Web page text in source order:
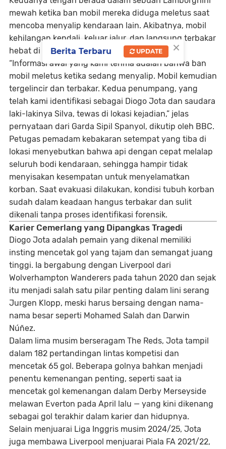
mewah ketika ban mobil mereka diduga meletus saat
mencoba menyalip kendaraan lain. Akibatnya, mobil
kehilangan kendali, keluar jalur, dan langsung terbakar
hebat di tempat kejadian.
“Informasi awal yang kami terima adalah bahwa ban
mobil meletus ketika sedang menyalip. Mobil kemudian
tergelincir dan terbakar. Kedua penumpang, yang
telah kami identifikasi sebagai Diogo Jota dan saudara
laki-lakinya Silva, tewas di lokasi kejadian,” jelas
pernyataan dari Garda Sipil Spanyol, dikutip oleh BBC.
Petugas pemadam kebakaran setempat yang tiba di
lokasi menyebutkan bahwa api dengan cepat melalap
seluruh bodi kendaraan, sehingga hampir tidak
menyisakan kesempatan untuk menyelamatkan
korban. Saat evakuasi dilakukan, kondisi tubuh korban
sudah dalam keadaan hangus terbakar dan sulit
dikenali tanpa proses identifikasi forensik.
Karier Cemerlang yang Dipangkas Tragedi
Diogo Jota adalah pemain yang dikenal memiliki
insting mencetak gol yang tajam dan semangat juang
tinggi. Ia bergabung dengan Liverpool dari
Wolverhampton Wanderers pada tahun 2020 dan sejak
itu menjadi salah satu pilar penting dalam lini serang
Jurgen Klopp, meski harus bersaing dengan nama-
nama besar seperti Mohamed Salah dan Darwin
Núñez.
Dalam lima musim berseragam The Reds, Jota tampil
dalam 182 pertandingan lintas kompetisi dan
mencetak 65 gol. Beberapa golnya bahkan menjadi
penentu kemenangan penting, seperti saat ia
mencetak gol kemenangan dalam Derby Merseyside
melawan Everton pada April lalu — yang kini dikenang
sebagai gol terakhir dalam karier dan hidupnya.
Selain menjuarai Liga Inggris musim 2024/25, Jota
juga membawa Liverpool menjuarai Piala FA 2021/22,
×
Berita Terbaru UPDATE